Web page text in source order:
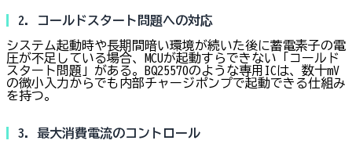
2. コールドスタート問題への対応
システム起動時や長期間暗い環境が続いた後に蓄電素子の電
圧が不足している場合、MCUが起動すらできない「コールド
スタート問題」がある。BQ25570のような専用ICは、数十mV
の微小入力からでも内部チャージポンプで起動できる仕組み
を持つ。
3. 最大消費電流のコントロール